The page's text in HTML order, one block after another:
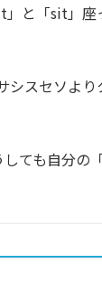
と「sit」
スセソよ
ても自分の